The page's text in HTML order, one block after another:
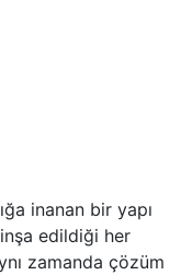
inanan bir yapı
edildiği her
zamanda çözüm